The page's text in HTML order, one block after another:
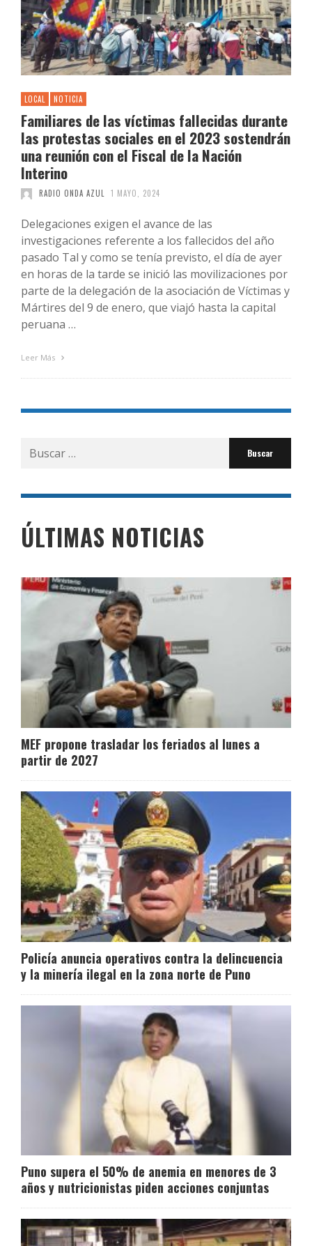
LOCAL NOTICIA
Familiares de las víctimas fallecidas durante
las protestas sociales en el 2023 sostendrán
una reunión con el Fiscal de la Nación
Interino
RADIO ONDA AZUL 1 MAYO, 2024
Delegaciones exigen el avance de las
investigaciones referente a los fallecidos del año
pasado Tal y como se tenía previsto, el día de ayer
en horas de la tarde se inició las movilizaciones por
parte de la delegación de la asociación de Víctimas y
Mártires del 9 de enero, que viajó hasta la capital
peruana …
Leer Más
Buscar
por:
ÚLTIMAS NOTICIAS
MEF propone trasladar los feriados al lunes a
partir de 2027
Policía anuncia operativos contra la delincuencia
y la minería ilegal en la zona norte de Puno
Puno supera el 50% de anemia en menores de 3
años y nutricionistas piden acciones conjuntas